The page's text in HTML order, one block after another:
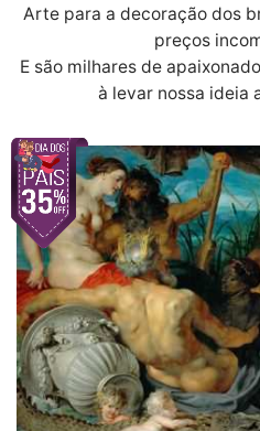
Arte para a decoração dos
preços
E são milhares de
à levar nossa ideia